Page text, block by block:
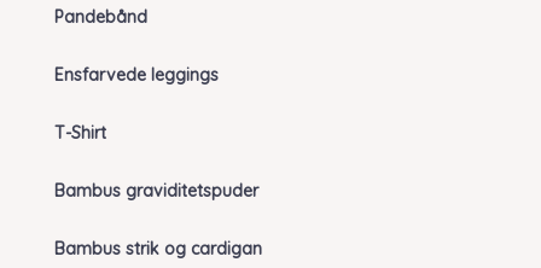
Pandebånd
Ensfarvede leggings
T-Shirt
Bambus graviditetspuder
Bambus strik og cardigan